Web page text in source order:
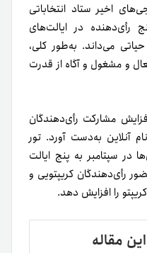
اخیر ستاد انتخاباتی
رأی‌دهنده در ایالت‌های
می‌داند. به‌طور کلی،
و مشغول و آگاه از قدرت
مشارکت رأی‌دهندگان
۵میلیون ثبت‌نام آنلاین به‌دست آورد. تور
در سپتامبر به پنج ایالت
رأی‌دهندگان کریپتویی و
را افزایش دهد.
مقاله